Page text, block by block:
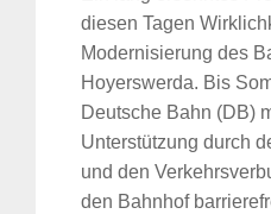
diesen Tagen
Modernisierung des
Hoyerswerda. Bis
Deutsche Bahn (DB)
Unterstützung durch
und den
den Bahnhof